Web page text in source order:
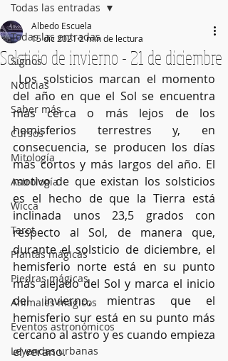
Todas las entradas
Signos
Noticias
Saber más
Cursos
Mitología
Astrología
Wicca
Tarot
Plantas mágicas
Piedras mágicas
Animales mágicos
Eventos astronómicos
Leyendas urbanas
Todas las entradas
Solsticio de invierno - 21 de diciembre
Albedo Escuela
15 dic 20212 min de lectura
Los solsticios marcan el momento
del año en que el Sol se encuentra
más cerca o más lejos de los
hemisferios terrestres y, en
consecuencia, se producen los días
más cortos y más largos del año. El
motivo de que existan los solsticios
es el hecho de que la Tierra está
inclinada unos 23,5 grados con
respecto al Sol, de manera que,
durante el solsticio de diciembre, el
hemisferio norte está en su punto
más alejado del Sol y marca el inicio
del invierno, mientras que el
hemisferio sur está en su punto más
cercano al astro y es cuando empieza
el verano.